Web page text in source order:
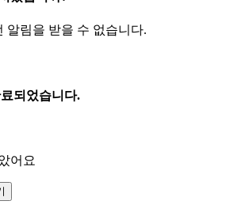
알림을 받을 수 없습니다.
되었습니다.
어요